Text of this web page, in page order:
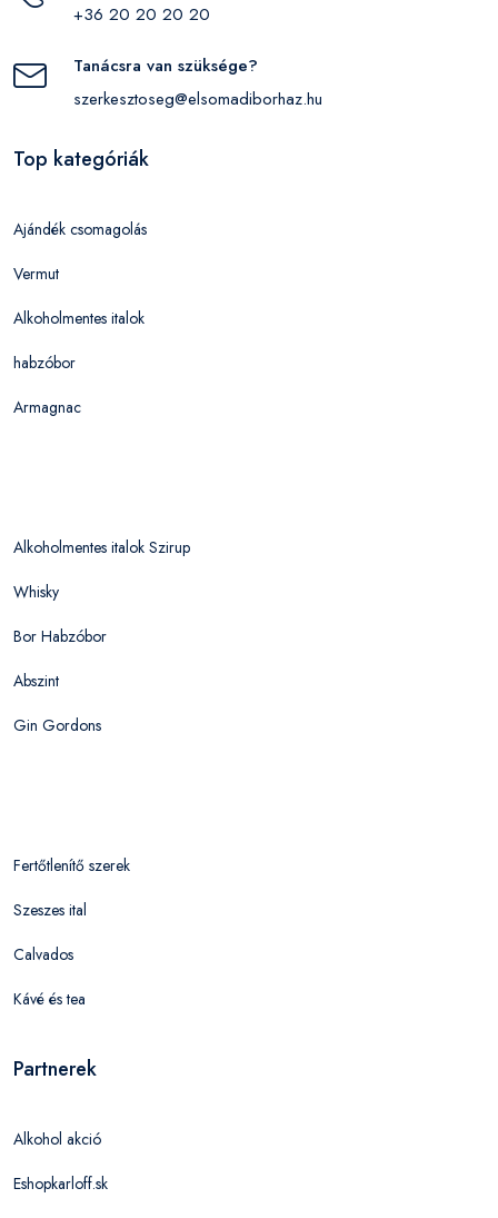
+36 20 20 20 20
Tanácsra van szüksége?
szerkesztoseg@elsomadiborhaz.hu
Top kategóriák
Ajándék csomagolás
Vermut
Alkoholmentes italok
habzóbor
Armagnac
Alkoholmentes italok Szirup
Whisky
Bor Habzóbor
Abszint
Gin Gordons
Fertőtlenítő szerek
Szeszes ital
Calvados
Kávé és tea
Partnerek
Alkohol akció
Eshopkarloff.sk